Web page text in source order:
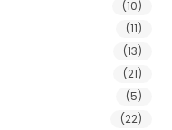
(10)
(11)
(13)
(21)
(5)
(22)